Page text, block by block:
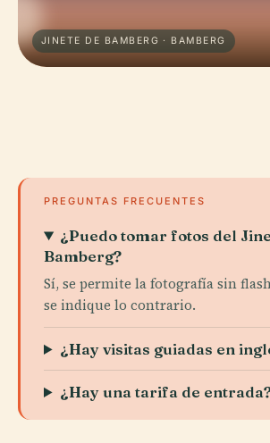
JINETE DE BAMBERG · BAMBERG
PREGUNTAS FRECUENTES
¿Puedo tomar fotos del
Bamberg?
Sí, se permite la fotografía sin
se indique lo contrario.
¿Hay visitas guiadas en
¿Hay una tarifa de